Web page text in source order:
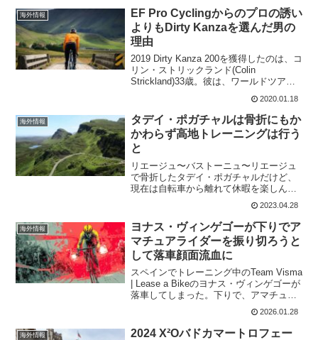
海外情報
EF Pro Cyclingからのプロの誘い
よりもDirty Kanzaを選んだ男の
理由
2019 Dirty Kanza 200を獲得したのは、コ
リン・ストリックランド(Colin
Strickland)33歳。彼は、ワールドツアー
ライダーが参加した Dirty Kanza 200でプ
ロライダーを置き去りにして独走で優勝
した。...
2020.01.18
海外情報
タデイ・ポガチャルは骨折にもか
かわらず高地トレーニングは行う
と
リエージュ〜バストーニュ〜リエージュ
で骨折したタデイ・ポガチャルだけど、
現在は自転車から離れて休暇を楽しんで
いる。その後の予定では、風洞実験での
TTフォームの改善などはなくなった。し
かし、チームによると予定どおり、高地
トレーニングには向かう...
2023.04.28
海外情報
ヨナス・ヴィンゲゴーが下りでア
マチュアライダーを振り切ろうと
して落車顔面流血に
スペインでトレーニング中のTeam Visma
| Lease a Bikeのヨナス・ヴィンゲゴーが
落車してしまった。下りで、アマチュア
ライダーが彼を追っており、ヨナス・ヴ
ィンゲゴーは怒っていたと。その後ヨナ
ス・ヴィンゲゴーはガードレールの...
2026.01.28
海外情報
2024 X²Oバドカマートロフェー